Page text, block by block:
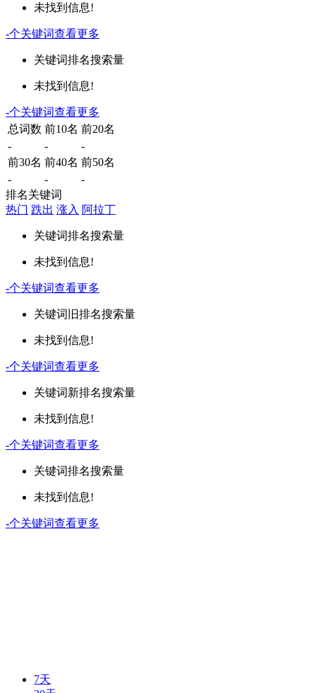
未找到信息!
-个关键词查看更多
关键词排名搜索量
未找到信息!
-个关键词查看更多
总词数 前10名 前20名
-
-
-
前30名 前40名 前50名
-
-
-
排名关键词
热门 跌出 涨入 阿拉丁
关键词排名搜索量
未找到信息!
-个关键词查看更多
关键词 旧排名搜索量
未找到信息!
-个关键词查看更多
关键词新排名搜索量
未找到信息!
-个关键词查看更多
关键词排名搜索量
未找到信息!
-个关键词查看更多
7天